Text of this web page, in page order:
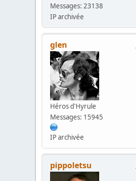
Messages: 23138
IP archivée
glen
Héros d'Hyrule
Messages: 15945
IP archivée
pippoletsu